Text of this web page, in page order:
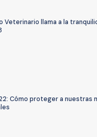
Veterinario llama a la
Cómo proteger a nuestras